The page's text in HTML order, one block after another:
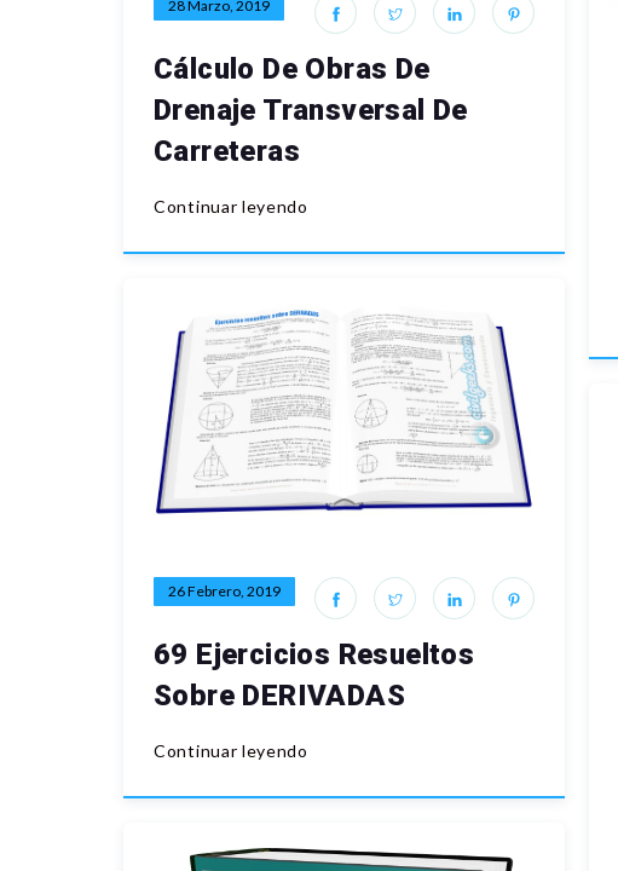
28 Marzo, 2019
Cálculo De Obras De
Drenaje Transversal De
Carreteras
Continuar leyendo
26 Febrero, 2019
69 Ejercicios Resueltos
Sobre DERIVADAS
Continuar leyendo